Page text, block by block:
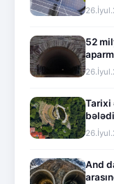
52
Tarixi
And